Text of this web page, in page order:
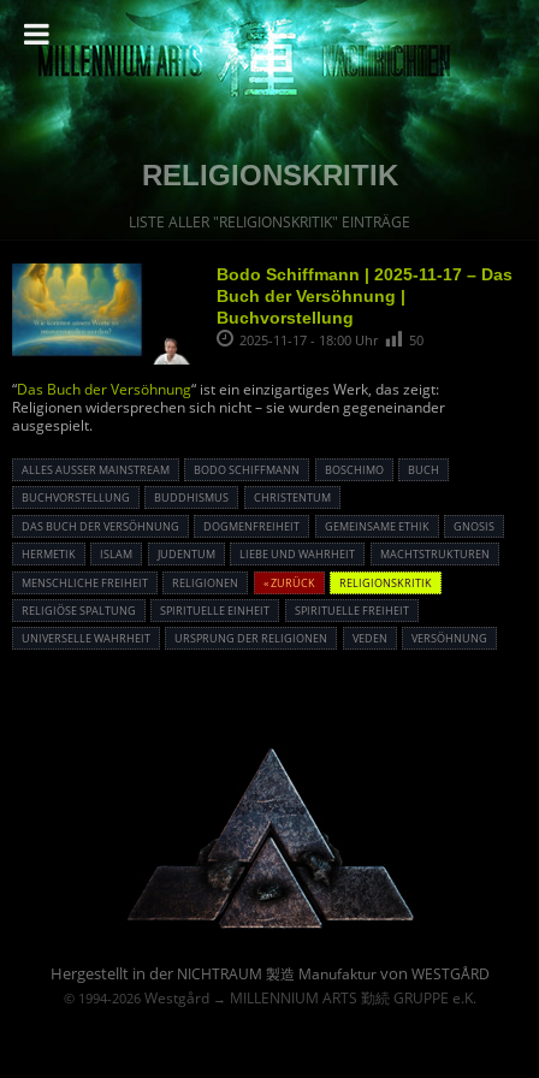
RELIGIONSKRITIK
LISTE ALLER "RELIGIONSKRITIK" EINTRÄGE
Bodo Schiffmann | 2025-11-17 – Das
Buch der Versöhnung |
Buchvorstellung
2025-11-17 - 18:00 Uhr 50
“Das Buch der Versöhnung“ ist ein einzigartiges Werk, das zeigt:
Religionen widersprechen sich nicht – sie wurden gegeneinander
ausgespielt.
ALLES AUSSER MAINSTREAM BODO SCHIFFMANN BOSCHIMO
BUCH
BUCHVORSTELLUNG
BUDDHISMUS
CHRISTENTUM
DAS BUCH DER VERSÖHNUNG
DOGMENFREIHEIT GEMEINSAME ETHIK
GNOSIS
HERMETIK
ISLAM JUDENTUM LIEBE UND WAHRHEIT
MACHTSTRUKTUREN
MENSCHLICHE FREIHEIT
RELIGIONEN « ZURÜCK
RELIGIONSKRITIK
RELIGIÖSE SPALTUNG
SPIRITUELLE EINHEIT
SPIRITUELLE FREIHEIT
UNIVERSELLE WAHRHEIT
URSPRUNG DER RELIGIONEN VEDEN VERSÖHNUNG
Hergestellt in der NICHTRAUM 製造 Manufakturvon WESTGÅRD
© 1994-2026 Westgård→ MILLENNIUM ARTS 勤続 GRUPPE e.K.
Powered By :